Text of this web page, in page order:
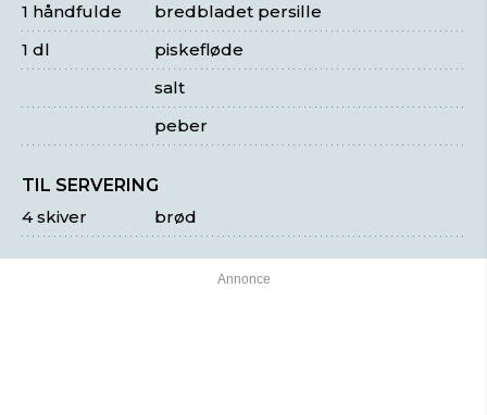
bredbladet persille
1 håndfulde
piskefløde
1 dl
salt
peber
TIL SERVERING
brød
4 skiver